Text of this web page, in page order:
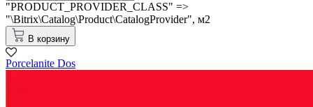
"PRODUCT_PROVIDER_CLASS" =>
"\Bitrix\Catalog\Product\CatalogProvider", м2
В корзину
Porcelanite Dos